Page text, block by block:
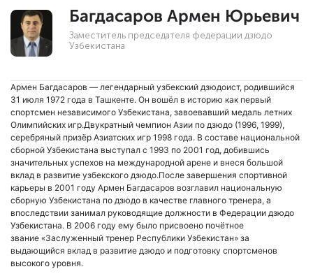
Багдасаров Армен Юрьевич
Заместитель председателя федерации дзюдо
Узбекистана
Армен Багдасаров — легендарный узбекский дзюдоист, родившийся
31 июля 1972 года в Ташкенте. Он вошёл в историю как первый
спортсмен независимого Узбекистана, завоевавший медаль летних
Олимпийских игр.Двукратный чемпион Азии по дзюдо (1996, 1999),
серебряный призёр Азиатских игр 1998 года. В составе национальной
сборной Узбекистана выступал с 1993 по 2001 год, добившись
значительных успехов на международной арене и внеся большой
вклад в развитие узбекского дзюдо.После завершения спортивной
карьеры в 2001 году Армен Багдасаров возглавил национальную
сборную Узбекистана по дзюдо в качестве главного тренера, а
впоследствии занимал руководящие должности в Федерации дзюдо
Узбекистана. В 2006 году ему было присвоено почётное
звание «Заслуженный тренер Республики Узбекистан» за
выдающийся вклад в развитие дзюдо и подготовку спортсменов
высокого уровня.